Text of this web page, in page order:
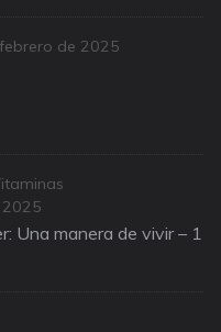
de 2025
Una manera de vivir – 1